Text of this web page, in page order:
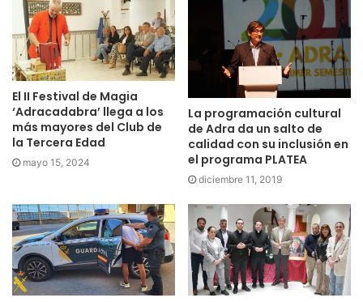
El II Festival de Magia
‘Adracadabra’ llega a los
más mayores del Club de
la Tercera Edad
mayo 15, 2024
La programación cultural
de Adra da un salto de
calidad con su inclusión en
el programa PLATEA
diciembre 11, 2019